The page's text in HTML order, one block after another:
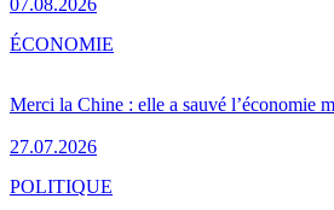
Merci la Chine : elle a sauvé l’économie
27.07.2026
ÉCONOMIE
POLITIQUE